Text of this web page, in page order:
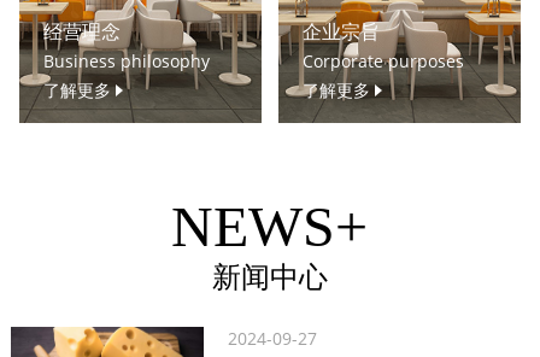
经营理念
Business philosophy
了解更多
企业宗旨
Corporate purposes
了解更多
NEWS+
新闻中心
2024-09-27